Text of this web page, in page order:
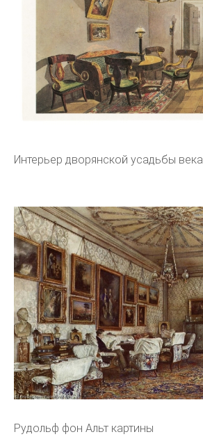
Интерьер дворянской усадьбы века
Рудольф фон Альт картины